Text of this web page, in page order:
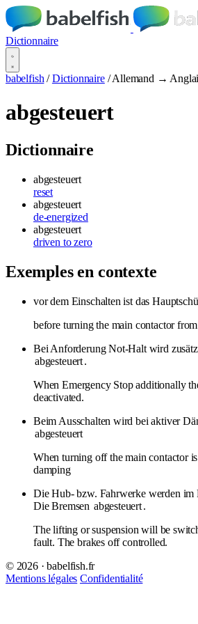
Dictionnaire
babelfish / Dictionnaire / Allemand →
abgesteuert
Dictionnaire
abgesteuert
reset
abgesteuert
de-energized
abgesteuert
driven to zero
Exemples en contexte
vor dem Einschalten ist das
before turning the main contactor
Bei Anforderung Not-Halt wird
abgesteuert.
When Emergency Stop additionally
deactivated.
Beim Ausschalten wird bei aktiver
abgesteuert
When turning off the main contactor
damping
Die Hub- bzw. Fahrwerke werden im
Die Bremsen abgesteuert.
The lifting or suspension will be
fault. The brakes off controlled.
© 2026 · babelfish.fr
Mentions légales Confidentialité